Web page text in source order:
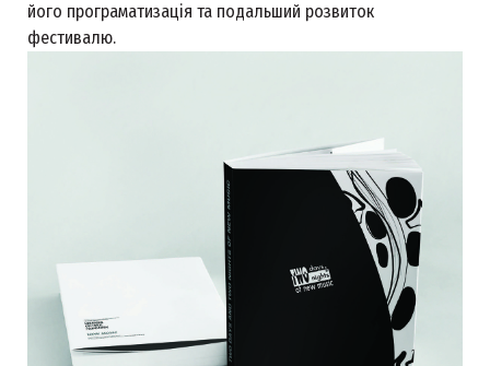
його програматизація та подальший розвиток
фестивалю.